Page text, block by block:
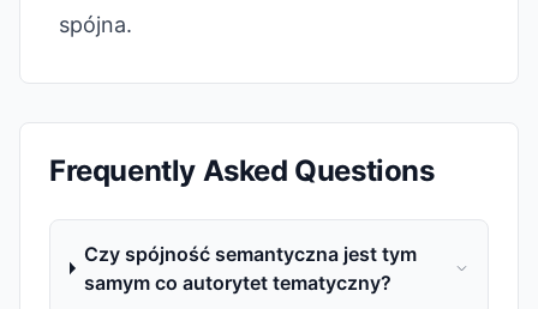
spójna.
Frequently Asked Questions
Czy spójność semantyczna jest tym
samym co autorytet tematyczny?